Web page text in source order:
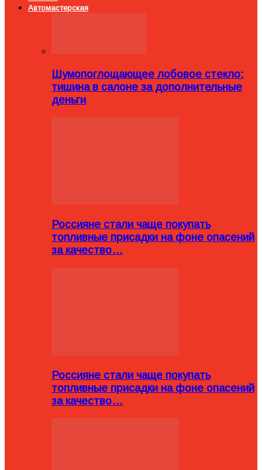
Автомастерская
Шумопоглощающее лобовое стекло:
тишина в салоне за дополнительные
деньги
Россияне стали чаще покупать
топливные присадки на фоне опасений
за качество…
Россияне стали чаще покупать
топливные присадки на фоне опасений
за качество…